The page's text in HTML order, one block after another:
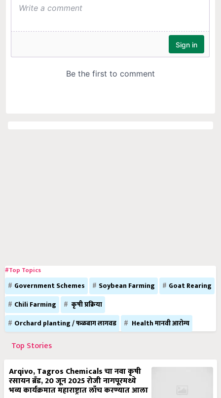
#Top Topics
Government Schemes Soybean Farming
Goat Rearing
Chili Farming
कृषी प्रक्रिया
Orchard planting / फळबाग लागवड
Health मानवी आरोग्य
Top Stories
Arqivo, Tagros Chemicals चा नवा कृषी
रसायन ब्रँड, 20 जून 2025 रोजी नागपूरमध्ये
भव्य कार्यक्रमात महाराष्ट्रात लाँच करण्यात आला